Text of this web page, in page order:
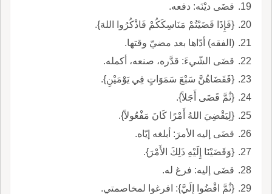
قضَى ديْنَه: دفعه.
{فَإِذَا قَضَيْتُمْ مَنَاسِكَكُمْ فَاذْكُرُوا اللهَ}.
(الفقه) أدّاها بعد مضيّ وقتها.
قضَى الشّيءَ: قدَّره، صنعه، أكمله.
{فَقَضَاهُنَّ سَبْعَ سَمَوَاتٍ فِي يَوْمَيْنِ}.
{ثُمَّ قَضَى أَجَلاً}.
{لِيَقْضِيَ اللهُ أَمْرًا كَانَ مَفْعُولاً}.
قضَى إليه الأمرَ: أبلغه إيّاه.
{وَقَضَيْنَا إِلَيْهِ ذَلِكَ الأَمْرَ}.
قضَى إليه: فرغ له.
{ثُمَّ اقْضُوا إِلَيَّ}: افرغوا لمخاصمتي.